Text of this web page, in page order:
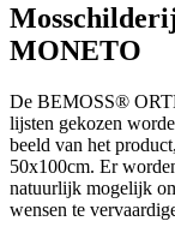
MONETO
De BEMOSS®
lijsten gekozen
beeld van het
50x100cm. Er
natuurlijk mogelijk
wensen te